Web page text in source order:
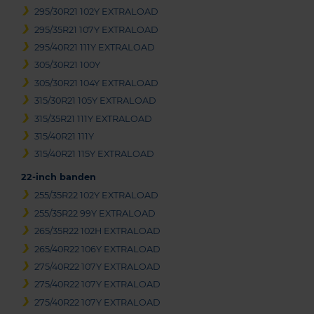
295/30R21 102Y EXTRALOAD
295/35R21 107Y EXTRALOAD
295/40R21 111Y EXTRALOAD
305/30R21 100Y
305/30R21 104Y EXTRALOAD
315/30R21 105Y EXTRALOAD
315/35R21 111Y EXTRALOAD
315/40R21 111Y
315/40R21 115Y EXTRALOAD
22-inch banden
255/35R22 102Y EXTRALOAD
255/35R22 99Y EXTRALOAD
265/35R22 102H EXTRALOAD
265/40R22 106Y EXTRALOAD
275/40R22 107Y EXTRALOAD
275/40R22 107Y EXTRALOAD
275/40R22 107Y EXTRALOAD